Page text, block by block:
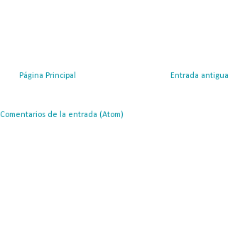
Entrada antigua
Página Principal
Comentarios de la entrada (Atom)